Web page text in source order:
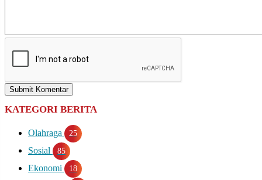
Submit Komentar
KATEGORI BERITA
Olahraga 25
Sosial 85
Ekonomi 18